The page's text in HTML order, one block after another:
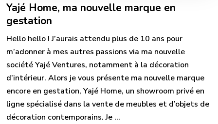
Yajé Home, ma nouvelle marque en
gestation
Hello hello ! J’aurais attendu plus de 10 ans pour
m’adonner à mes autres passions via ma nouvelle
société Yajé Ventures, notamment à la décoration
d’intérieur. Alors je vous présente ma nouvelle marque
encore en gestation, Yajé Home, un showroom privé en
ligne spécialisé dans la vente de meubles et d’objets de
décoration contemporains. Je …